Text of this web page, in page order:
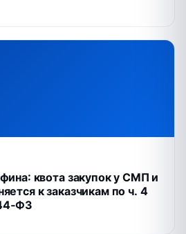
квота закупок у СМП и
к заказчикам по ч. 4